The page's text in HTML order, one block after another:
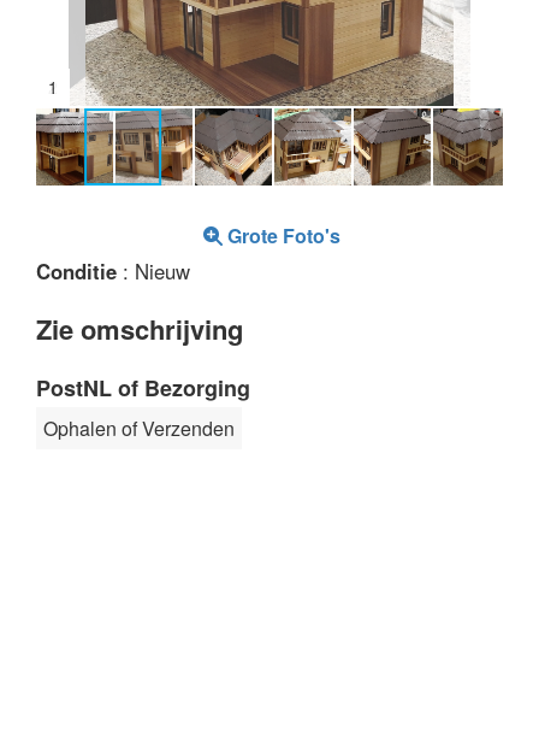
2
Grote Foto's
Conditie : Nieuw
Zie omschrijving
PostNL of Bezorging
Ophalen of Verzenden